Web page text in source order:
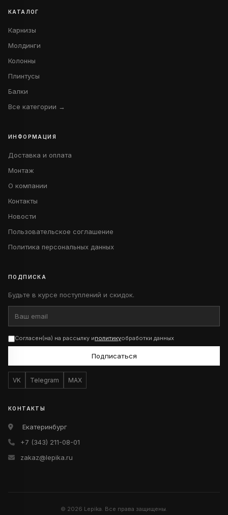
КАТАЛОГ
Карнизы
Молдинги
Колонны
Плинтусы
Балки
Все категории →
ИНФОРМАЦИЯ
Доставка и оплата
Монтаж
О компании
Контакты
Новости
Пользовательское соглашение
Политика персональных данных
ПОДПИСКА
Будьте в курсе поступлений и скидок.
Согласен(на) на рассылку иполитикуобработки данных
Подписаться
VK Telegram MAX
КОНТАКТЫ
Екатеринбург
+7 (343) 211-08-01
zakaz@lepika.ru
© 2026 Lepika. Все права защищены.